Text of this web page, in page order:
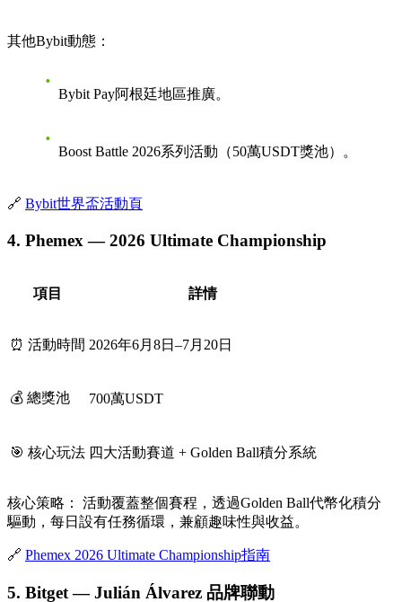
其他Bybit動態：
Bybit Pay阿根廷地區推廣。
Boost Battle 2026系列活動（50萬USDT獎池）。
🔗 Bybit世界盃活動頁
4. Phemex — 2026 Ultimate Championship
項目 詳情
⏰ 活動時間 2026年6月8日–7月20日
💰 總獎池 700萬USDT
🎯 核心玩法 四大活動賽道 + Golden Ball積分系統
核心策略：
活動覆蓋整個賽程，透過Golden Ball代幣化積分
驅動，每日設有任務循環，兼顧趣味性與收益。
🔗 Phemex 2026 Ultimate Championship指南
5. Bitget — Julián Álvarez 品牌聯動